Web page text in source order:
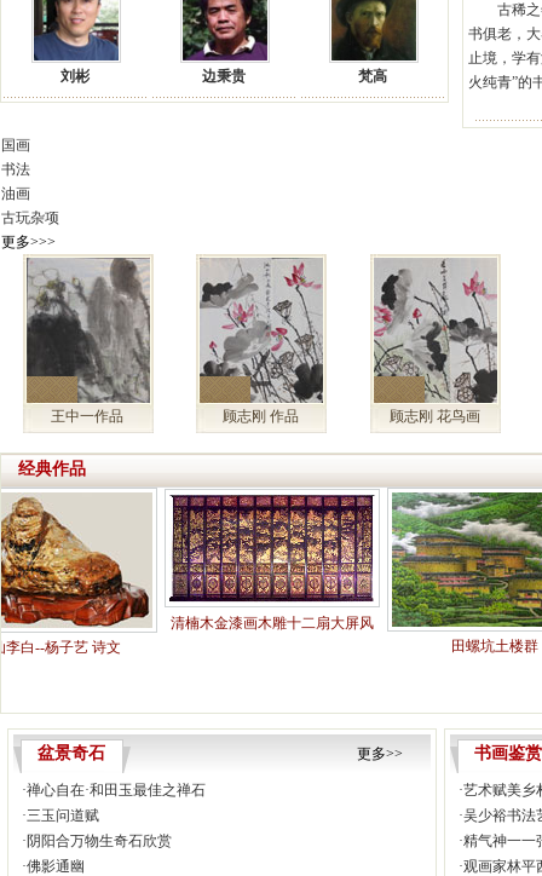
刘彬 边秉贵 梵高
古稀
书俱老，
止境，学
火纯青”的
国画
书法
油画
古玩杂项
更多>>>
王中一作品 顾志刚 作品 顾志刚 花鸟画
经典作品
子艺 诗文
清楠木金漆画木雕十二扇大屏风
田螺坑土楼群
盆景奇石 更多>>
·禅心自在·和田玉最佳之禅石
·三玉问道赋
· 阴阳合万物生奇石欣赏
·佛影通幽
书画鉴赏
·艺术赋美乡
·吴少裕书法
·精气神一一
·观画家林平